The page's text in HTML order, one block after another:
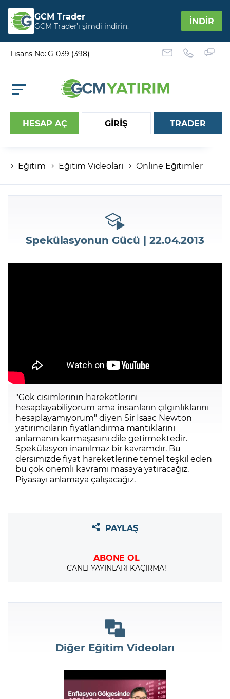
GCM Trader
GCM Trader’ı şimdi indirin. İNDİR
Lisans No: G-039 (398)
HESAP AÇ GİRİŞ
Hesap numaranız
Şifreniz
TRADER
Eğitim Eğitim Videolari Online Eğitimler
Spekülasyonun Gücü | 22.04.2013
"Gök cisimlerinin hareketlerini
hesaplayabiliyorum ama insanların çılgınlıklarını
hesaplayamıyorum" diyen Sir Isaac Newton
yatırımcıların fiyatlandırma mantıklarını
anlamanın karmaşasını dile getirmektedir.
Spekülasyon inanılmaz bir kavramdır. Bu
dersimizde fiyat hareketlerine temel teşkil eden
bu çok önemli kavramı masaya yatıracağız.
Piyasayı anlamaya çalışacağız.
PAYLAŞ
ABONE OL
CANLI YAYINLARI KAÇIRMA!
Diğer Eğitim Videoları